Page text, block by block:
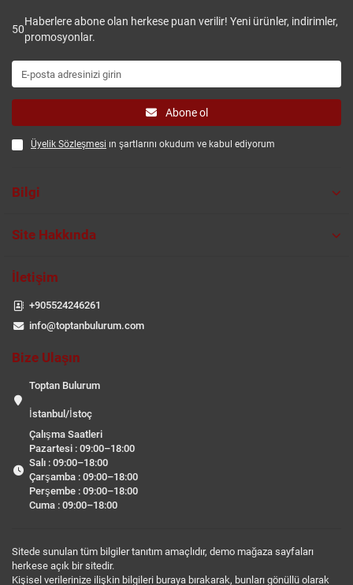
50
Haberlere abone olan herkese puan verilir! Yeni ürünler, indirimler,
promosyonlar.
Abone ol
Üyelik Sözleşmesi ın şartlarını okudum ve kabul ediyorum
Bilgi
Site Hakkında
İletişim
+905524246261
info@toptanbulurum.com
Bize Ulaşın
Toptan Bulurum
İstanbul/İstoç
Çalışma Saatleri
Pazartesi : 09:00–18:00
Salı : 09:00–18:00
Çarşamba : 09:00–18:00
Perşembe : 09:00–18:00
Cuma : 09:00–18:00
Sitede sunulan tüm bilgiler tanıtım amaçlıdır, demo mağaza sayfaları
herkese açık bir sitedir.
Kişisel verilerinize ilişkin bilgileri buraya bırakarak, bunları gönüllü olarak